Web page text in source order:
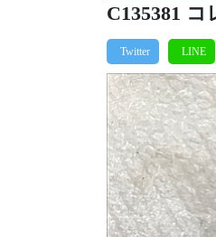
C135381